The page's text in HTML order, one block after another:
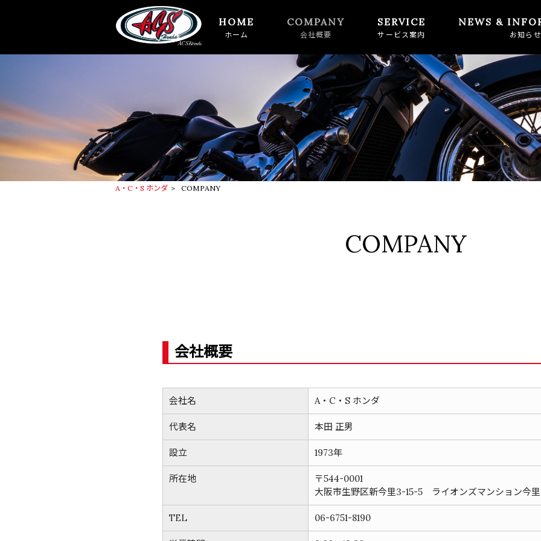
HOME
ホーム
COMPANY
会社概要
SERVICE
サービス案内
バイク
自転車
NEWS &
お知らせ
A・C・S ホンダ > COMPANY
COMPANY
会社概要
会社名 A・C・S ホンダ
代表名 本田 正男
設立 1973年
所在地
〒544-0001
大阪市生野区新今里3-15-5 ライオンズマンション今
TEL 06-6751-8190